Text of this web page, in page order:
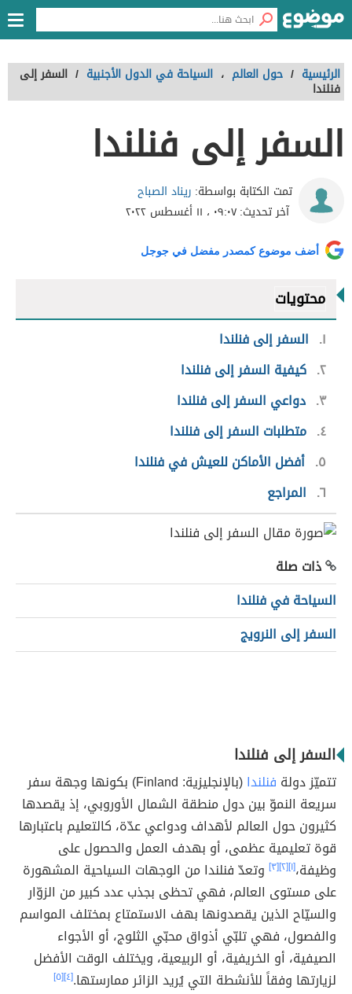
الرئيسية / حول العالم ، السياحة في الدول الأجنبية / السفر إلى
فنلندا
السفر إلى فنلندا
تمت الكتابة بواسطة: ريناد الصباح
آخر تحديث:٠٩:٠٧ ، ١١ أغسطس ٢٠٢٢
أضف موضوع كمصدر مفضل في جوجل
محتويات
١
السفر إلى فنلندا
٢ كيفية السفر إلى فنلندا
٣ دواعي السفر إلى فنلندا
٤ متطلبات السفر إلى فنلندا
٥ أفضل الأماكن للعيش في فنلندا
٦ المراجع
ذات صلة
السياحة في فنلندا
السفر إلى النرويج
السفر إلى فنلندا
تتميّز دولة فنلندا
(بالإنجليزية: Finland) بكونها وجهة سفر
سريعة النموّ بين دول منطقة الشمال الأوروبي، إذ يقصدها
كثيرون حول العالم لأهداف ودواعي عدّة، كالتعليم باعتبارها
قوة تعليمية عظمى، أو بهدف العمل والحصول على
وظيفة،[١] [٢] [٣]
وتعدّ فنلندا من الوجهات السياحية المشهورة
على مستوى العالم، فهي تحظى بجذب عدد كبير من الزوّار
والسيّاح الذين يقصدونها بهف الاستمتاع بمختلف المواسم
والفصول، فهي تلبّي أذواق محبّي الثلوج، أو الأجواء
الصيفية، أو الخريفية، أو الربيعية، ويختلف الوقت الأفضل
لزيارتها وفقاً للأنشطة التي يُريد الزائر ممارستها.[٤] [٥]